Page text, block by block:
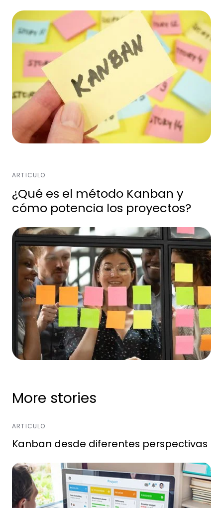
ARTICULO
¿Qué es el método Kanban y
cómo potencia los proyectos?
More stories
ARTICULO
Kanban desde diferentes perspectivas